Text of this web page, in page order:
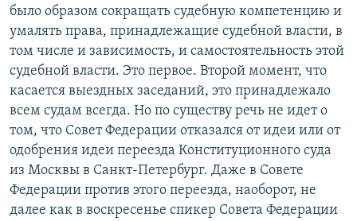
было образом сокращать судебную компетенцию и
умалять права, принадлежащие судебной власти, в
том числе и зависимость, и самостоятельность этой
судебной власти. Это первое. Второй момент, что
касается выездных заседаний, это принадлежало
всем судам всегда. Но по существу речь не идет о
том, что Совет Федерации отказался от идеи или от
одобрения идеи переезда Конституционного суда
из Москвы в Санкт-Петербург. Даже в Совете
Федерации против этого переезда, наоборот, не
далее как в воскресенье спикер Совета Федерации